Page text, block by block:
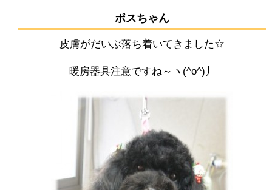
ポスちゃん
皮膚がだいぶ落ち着いてきました☆
暖房器具注意ですね～ヽ(^o^)丿